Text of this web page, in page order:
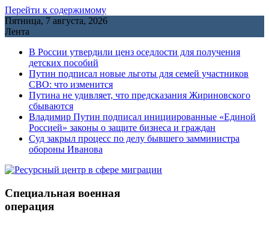
Перейти к содержимому
Пятница, 7 августа, 2026
Лента
В России утвердили ценз оседлости для получения
детских пособий
Путин подписал новые льготы для семей участников
СВО: что изменится
Путина не удивляет, что предсказания Жириновского
сбываются
Владимир Путин подписал инициированные «Единой
Россией» законы о защите бизнеса и граждан
Cуд закрыл процесс по делу бывшего замминистра
обороны Иванова
Специальная военная
операция